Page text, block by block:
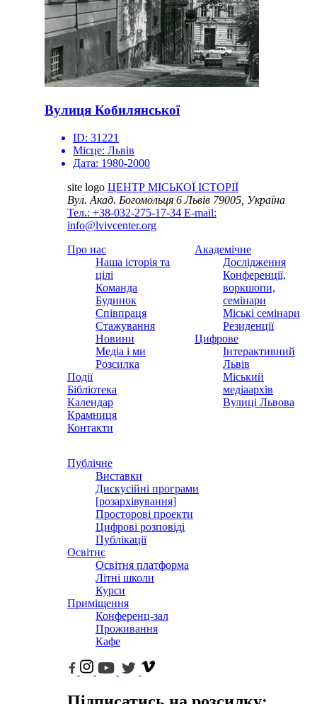
Вулиця Кобилянської
ID: 31221
Місце: Львів
Дата: 1980-2000
site logo ЦЕНТР МІСЬКОЇ ІСТОРІЇ
Вул. Акад. Богомольця 6Львів 79005, Україна
Тел.: +38-032-275-17-34 E-mail:
info@lvivcenter.org
Про нас
Наша історія та
цілі
Команда
Будинок
Співпраця
Стажування
Новини
Медіа і ми
Розсилка
Події
Бібліотека
Календар
Крамниця
Контакти
Академічне
Дослідження
Конференції,
воркшопи,
семінари
Міські семінари
Резиденції
Цифрове
Інтерактивний
Львів
Міський
медіаархів
Вулиці Львова
Публічне
Виставки
Дискусійні програми
[розархівування]
Просторові проекти
Цифрові розповіді
Публікації
Освітнє
Освітня платформа
Літні школи
Курси
Приміщення
Конференц-зал
Проживання
Кафе